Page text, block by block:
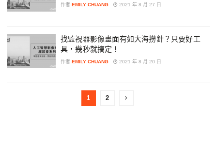
作者 EMILY CHUANG 2021 年 8 月 27 日
找監視器影像畫面有如大海撈針？只要好工
具，幾秒就搞定！
作者 EMILY CHUANG 2021 年 8 月 20 日
1 2